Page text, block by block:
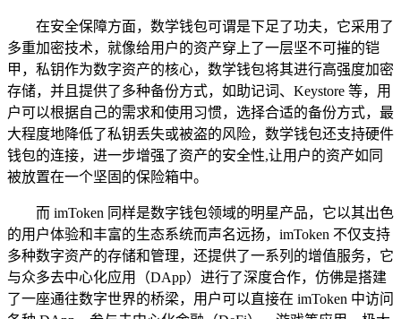
在安全保障方面，数学钱包可谓是下足了功夫，它采用了
多重加密技术，就像给用户的资产穿上了一层坚不可摧的铠
甲，私钥作为数字资产的核心，数学钱包将其进行高强度加密
存储，并且提供了多种备份方式，如助记词、Keystore 等，用
户可以根据自己的需求和使用习惯，选择合适的备份方式，最
大程度地降低了私钥丢失或被盗的风险，数学钱包还支持硬件
钱包的连接，进一步增强了资产的安全性,让用户的资产如同
被放置在一个坚固的保险箱中。
而 imToken 同样是数字钱包领域的明星产品，它以其出色
的用户体验和丰富的生态系统而声名远扬，imToken 不仅支持
多种数字资产的存储和管理，还提供了一系列的增值服务，它
与众多去中心化应用（DApp）进行了深度合作，仿佛是搭建
了一座通往数字世界的桥梁，用户可以直接在 imToken 中访问